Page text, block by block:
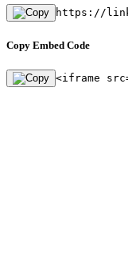
https://
Copy Embed Code
<iframe